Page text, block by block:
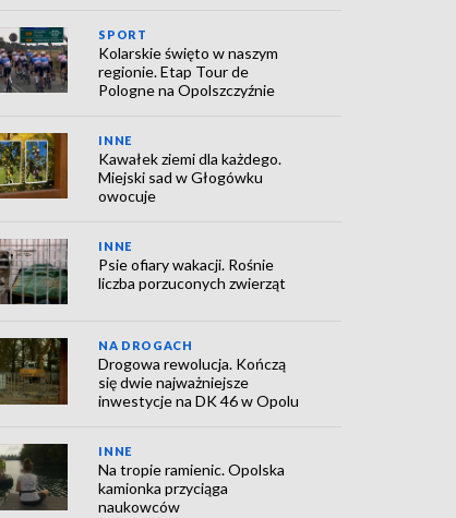
SPORT
Kolarskie święto w naszym
regionie. Etap Tour de
Pologne na Opolszczyźnie
INNE
Kawałek ziemi dla każdego.
Miejski sad w Głogówku
owocuje
INNE
Psie ofiary wakacji. Rośnie
liczba porzuconych zwierząt
NA DROGACH
Drogowa rewolucja. Kończą
się dwie najważniejsze
inwestycje na DK 46 w Opolu
INNE
Na tropie ramienic. Opolska
kamionka przyciąga
naukowców